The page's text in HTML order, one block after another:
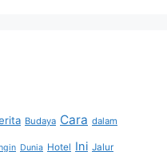
Budaya Cara dalam
Dunia Hotel Ini Jalur